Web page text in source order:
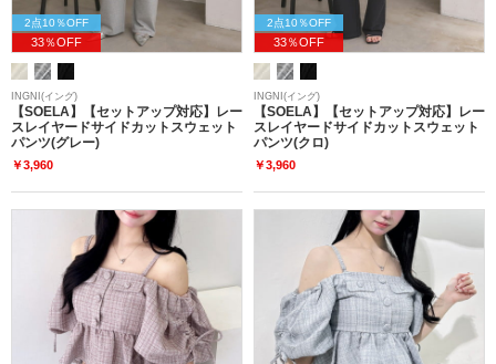
2点10％OFF
33％OFF
INGNI(イング)
【SOELA】【セットアップ対応】レー
スレイヤードサイドカットスウェット
パンツ(グレー)
￥3,960
2点10％OFF
33％OFF
INGNI(イング)
【SOELA】【セットアップ対応】レー
スレイヤードサイドカットスウェット
パンツ(クロ)
￥3,960